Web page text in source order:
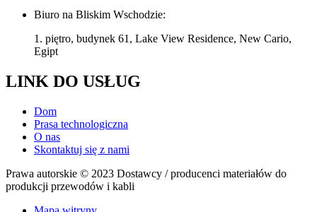
Biuro na Bliskim Wschodzie:
1. piętro, budynek 61, Lake View Residence, New Cario,
Egipt
LINK DO USŁUG
Dom
Prasa technologiczna
O nas
Skontaktuj się z nami
Prawa autorskie © 2023 Dostawcy / producenci materiałów do
produkcji przewodów i kabli